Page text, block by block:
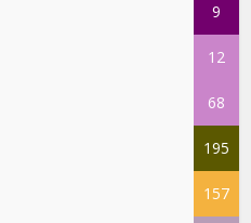
9
12
68
195
157